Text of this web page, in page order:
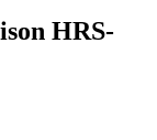
HRS-